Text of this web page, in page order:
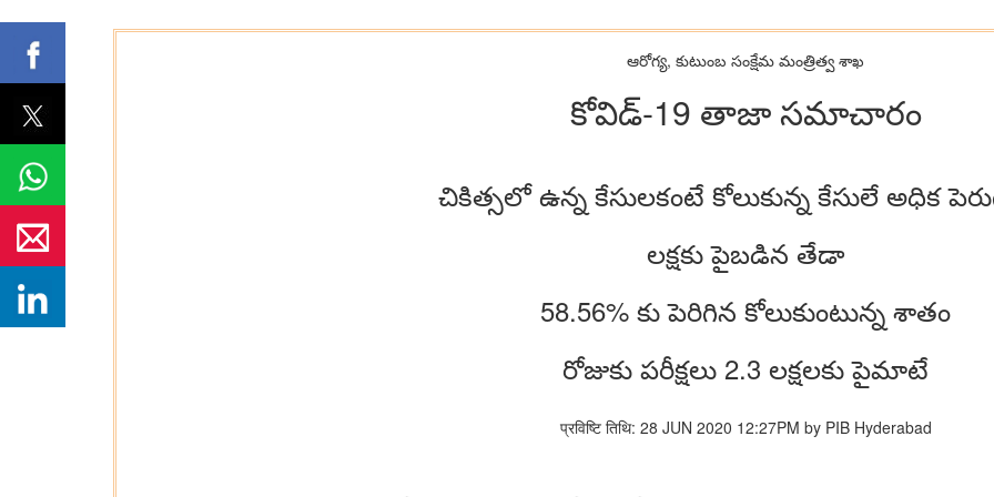
ఆరోగ్య, కుటుంబ సంక్షేమ‌ మంత్రిత్వ శాఖ
కోవిడ్-19 తాజా సమాచారం
చికిత్సలో ఉన్న కేసులకంటే కోలుకున్న కేసులే అధిక
లక్షకు పైబడిన తేడా
58.56% కు పెరిగిన కోలుకుంటున్న శాతం
రోజుకు పరీక్షలు 2.3 లక్షలకు పైమాటే
प्रविष्टि तिथि: 28 JUN 2020 12:27PM by PIB Hyderabad